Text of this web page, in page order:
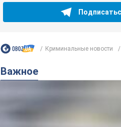
Криминальные новости
Важное